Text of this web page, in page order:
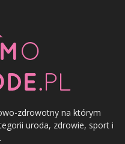
zdrowotny na którym
uroda, zdrowie, sport i